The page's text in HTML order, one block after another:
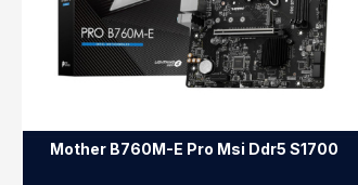
Mother B760M-E Pro Msi Ddr5 S1700